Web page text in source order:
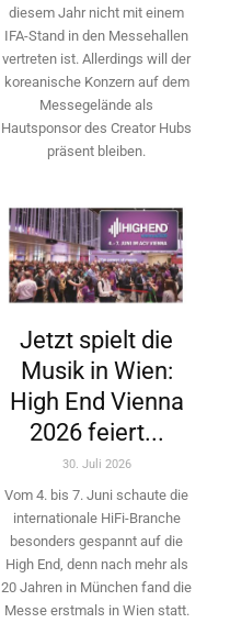
diesem Jahr nicht mit einem
IFA-Stand in den Messehallen
vertreten ist. Allerdings will ­der
koreanische Konzern auf dem
Messegelände als
Hautsponsor des Creator Hubs
präsent bleiben.
Jetzt spielt die
Musik in Wien:
High End Vienna
2026 feiert...
30. Juli 2026
Vom 4. bis 7. Juni schaute die
internationale HiFi-Branche
besonders gespannt auf die
High End, denn nach mehr als
20 Jahren in München fand die
Messe erstmals in Wien statt.